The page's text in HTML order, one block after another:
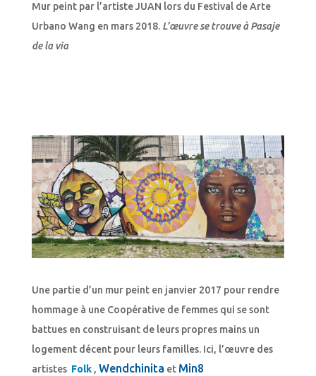
Mur peint par l’artiste JUAN lors du Festival de Arte
Urbano Wang en mars 2018. L’œuvre se trouve à Pasaje
de la via
Une partie d’un mur peint en janvier 2017 pour rendre
hommage à une Coopérative de femmes qui se sont
battues en construisant de leurs propres mains un
logement décent pour leurs familles. Ici, l’œuvre des
artistes Folk , Wendchinita et Min8